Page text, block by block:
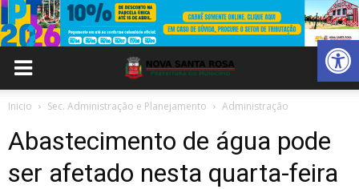
Abrir
Inicio Sec. Administração e Planejamento Administração
Abastecimento de água pode
ser afetado nesta quarta-feira